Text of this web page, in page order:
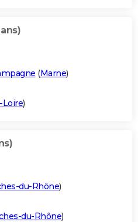
(Marne)
)
du-Rhône)
du-Rhône)